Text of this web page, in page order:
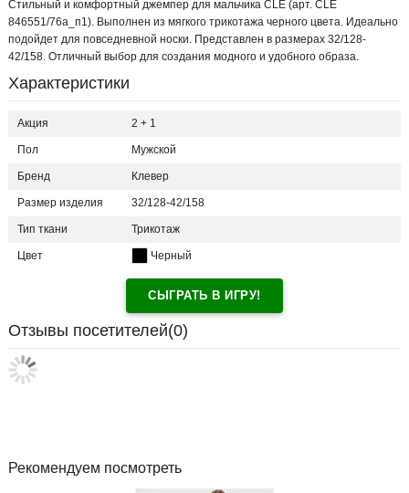
Стильный и комфортный джемпер для мальчика CLE (арт. CLE
846551/76а_п1). Выполнен из мягкого трикотажа черного цвета. Идеально
подойдет для повседневной носки. Представлен в размерах 32/128-
42/158. Отличный выбор для создания модного и удобного образа.
Характеристики
Акция 2 + 1
Пол Мужской
Бренд Клевер
Размер изделия 32/128-42/158
Тип ткани Трикотаж
Цвет Черный
СЫГРАТЬ В ИГРУ!
Отзывы посетителей(0)
Рекомендуем посмотреть